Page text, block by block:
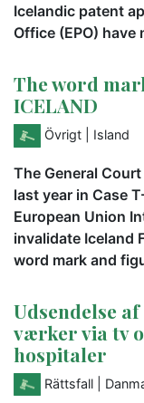
Icelandic patent
Office (EPO) have
The word
ICELAND
Övrigt | Island
The General
last year in Case
European Union
invalidate Iceland
word mark and
Udsendelse
værker via tv
hospitaler
Rättsfall |